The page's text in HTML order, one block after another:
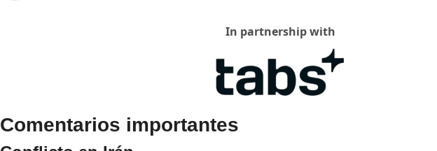
In partnership with
Comentarios importantes